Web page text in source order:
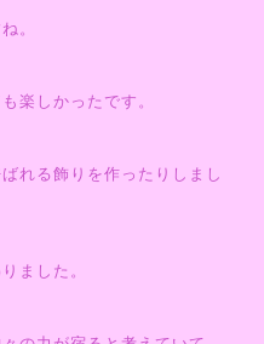
。
楽しかったです。
れる飾りを作ったりしまし
ました。